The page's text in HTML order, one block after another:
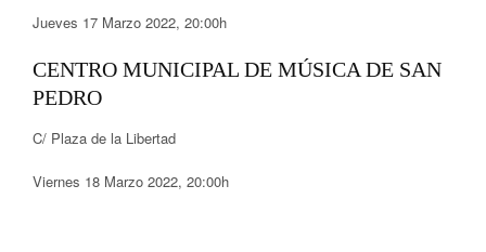
Jueves 17 Marzo 2022, 20:00h
CENTRO MUNICIPAL DE MÚSICA DE SAN
PEDRO
C/ Plaza de la Libertad
Viernes 18 Marzo 2022, 20:00h